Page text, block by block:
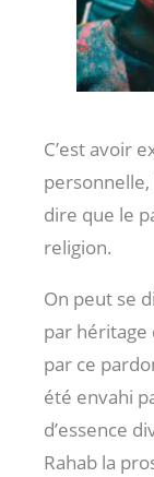
C’est avoir
dire que le
religion.
On peut se
par héritage
par ce
été envahi
d’essence
Rahab la